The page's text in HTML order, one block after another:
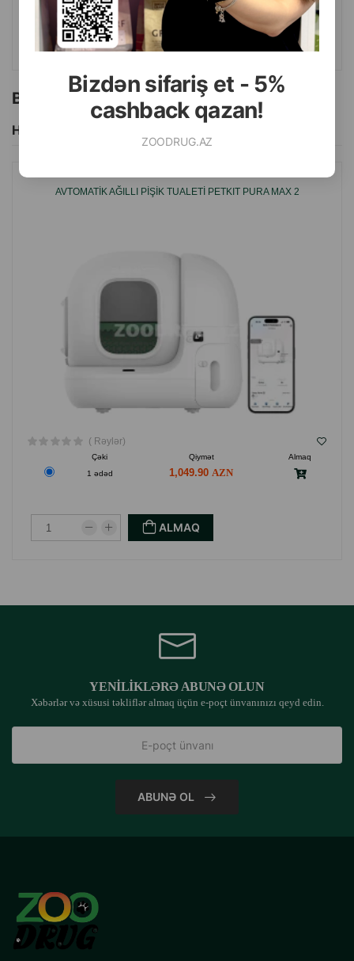
Bizdən sifariş et - 5%
cashback qazan!
ZOODRUG.AZ
ALMAQ
Bu brendin başqa məhsulları
Hamısını Gör
AVTOMATIK AĞILLI PIŞIK TUALETI PETKIT PURA MAX 2
( Rəylər)
Çəki Qiymət
Almaq
1 ədəd
1,049.90
ALMAQ
YENILIKLƏRƏ ABUNƏ OLUN
Xəbərlər və xüsusi təkliflər almaq üçün e-poçt ünvanınızı qeyd edin.
ABUNƏ OL